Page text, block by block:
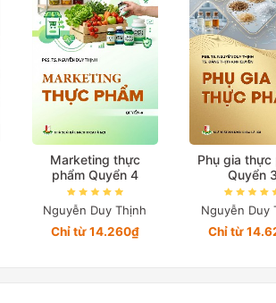
Marketing thực
phẩm Quyển 4
Nguyễn Duy Thịnh
Chỉ từ 14.260₫
Phụ gia thực
Quyển 3
Nguyễn Duy
Chỉ từ